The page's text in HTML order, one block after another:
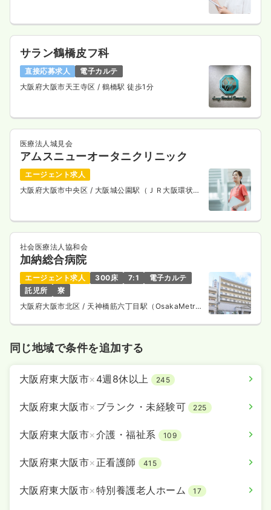
サラン鶴橋皮フ科
直接応募求人
電子カルテ
大阪府大阪市天王寺区/ 鶴橋駅 徒歩1分
医療法人城見会
アムスニューオータニクリニック
エージェント求人
大阪府大阪市中央区 / 大阪城公園駅（ＪＲ大阪環状
社会医療法人協和会
加納総合病院
エージェント求人 300床 7:1
電子カルテ
託児所
寮
大阪府大阪市北区 / 天神橋筋六丁目駅（OsakaMetro
同じ地域で条件を追加する
大阪府東大阪市× 4週8休以上 245
大阪府東大阪市× ブランク・未経験可 225
大阪府東大阪市×介護・福祉系 109
大阪府東大阪市× 正看護師 415
大阪府東大阪市×特別養護老人ホーム 17